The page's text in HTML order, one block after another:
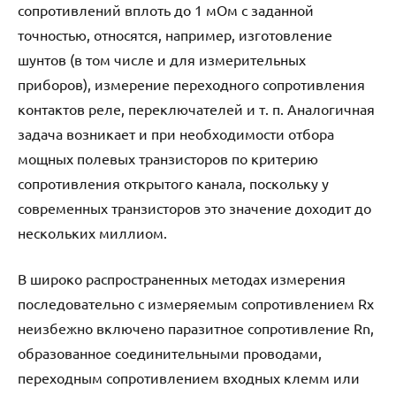
сопротивлений вплоть до 1 мОм с заданной
точностью, относятся, например, изготовление
шунтов (в том числе и для измерительных
приборов), измерение переходного сопротивления
контактов реле, переключателей и т. п. Аналогичная
задача возникает и при необходимости отбора
мощных полевых транзисторов по критерию
сопротивления открытого канала, поскольку у
современных транзисторов это значение доходит до
нескольких миллиом.
В широко распространенных методах измерения
последовательно с измеряемым сопротивлением Rx
неизбежно включено паразитное сопротивление Rn,
образованное соединительными проводами,
переходным сопротивлением входных клемм или